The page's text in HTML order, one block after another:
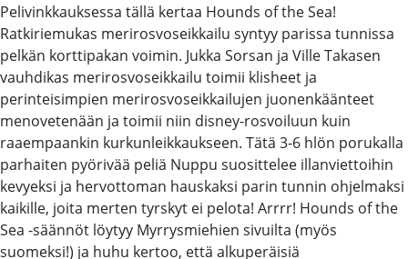
Pelivinkkauksessa tällä kertaa Hounds of the Sea!
Ratkiriemukas merirosvoseikkailu syntyy parissa tunnissa
pelkän korttipakan voimin. Jukka Sorsan ja Ville Takasen
vauhdikas merirosvoseikkailu toimii klisheet ja
perinteisimpien merirosvoseikkailujen juonenkäänteet
menovetenään ja toimii niin disney-rosvoiluun kuin
raaempaankin kurkunleikkaukseen. Tätä 3-6 hlön porukalla
parhaiten pyörivää peliä Nuppu suosittelee illanviettoihin
kevyeksi ja hervottoman hauskaksi parin tunnin ohjelmaksi
kaikille, joita merten tyrskyt ei pelota! Arrrr! Hounds of the
Sea -säännöt löytyy Myrrysmiehien sivuilta (myös
suomeksi!) ja huhu kertoo, että alkuperäisiä